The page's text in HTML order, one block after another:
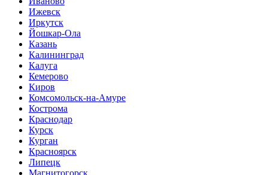
Ижевск
Иркутск
Йошкар-Ола
Казань
Калининград
Калуга
Кемерово
Киров
Комсомольск-на-Амуре
Кострома
Краснодар
Курск
Курган
Красноярск
Липецк